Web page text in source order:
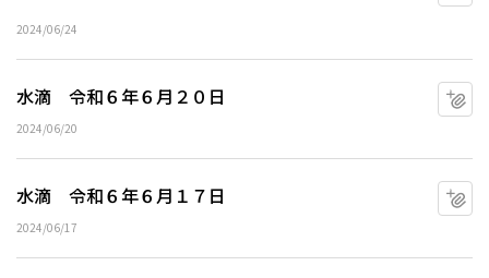
2024/06/24
水滴 令和６年６月２０日
2024/06/20
水滴 令和６年６月１７日
2024/06/17